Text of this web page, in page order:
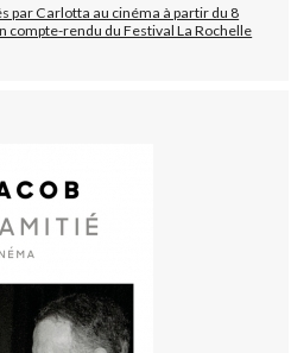
par Carlotta au cinéma à partir du 8
compte-rendu du Festival La Rochelle